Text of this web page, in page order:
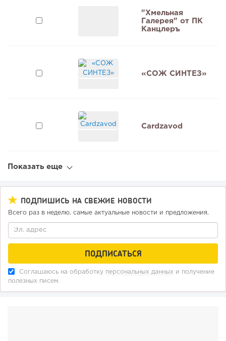
"Хмельная
Галерея" от ПК
Канцлеръ
«СОЖ СИНТЕЗ»
Cardzavod
Показать еще
ПОДПИШИСЬ НА СВЕЖИЕ НОВОСТИ
Всего раз в неделю, самые актуальные новости и предложения.
Соглашаюсь на обработку персональных данных и получение
полезных писем.